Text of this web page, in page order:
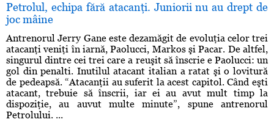
Petrolul, echipa fără atacanţi. Juniorii nu au drept de
joc mâine
Antrenorul Jerry Gane este dezamăgit de evoluţia celor trei
atacanţi veniţi în iarnă, Paolucci, Markos şi Pacar. De altfel,
singurul dintre cei trei care a reuşit să înscrie e Paolucci: un
gol din penalti. Inutilul atacant italian a ratat şi o lovitură
de pedeapsă. “Atacanţii au suferit la acest capitol. Când eşti
atacant, trebuie să înscrii, iar ei au avut mult timp la
dispoziţie, au auvut multe minute”, spune antrenorul
Petrolului. ...